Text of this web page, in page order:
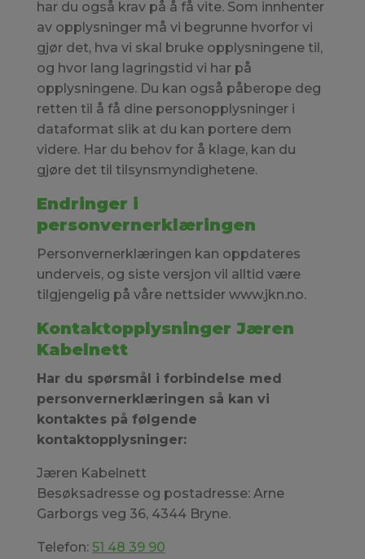
har du også krav på å få vite. Som innhenter
av opplysninger må vi begrunne hvorfor vi
gjør det, hva vi skal bruke opplysningene til,
og hvor lang lagringstid vi har på
opplysningene. Du kan også påberope deg
retten til å få dine personopplysninger i
dataformat slik at du kan portere dem
videre. Har du behov for å klage, kan du
gjøre det til tilsynsmyndighetene.
Endringer i
personvernerklæringen
Personvernerklæringen kan oppdateres
underveis, og siste versjon vil alltid være
tilgjengelig på våre nettsider www.jkn.no.
Kontaktopplysninger Jæren
Kabelnett
Har du spørsmål i forbindelse med
personvernerklæringen så kan vi
kontaktes på følgende
kontaktopplysninger:
Jæren Kabelnett
Besøksadresse og postadresse: Arne
Garborgs veg 36, 4344 Bryne.
Telefon: 51 48 39 90